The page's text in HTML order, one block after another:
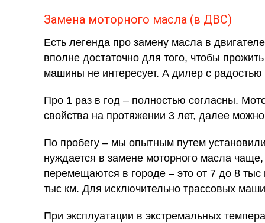
Замена моторного масла (в ДВС)
Есть легенда про замену масла в
вполне достаточно для того, чтобы
машины не интересует. А дилер с
Про 1 раз в год – полностью согласны.
свойства на протяжении 3 лет, далее
По пробегу – мы опытным путем
нуждается в замене моторного масла
перемещаются в городе – это от 7 до 8
тыс км. Для исключительно трассовых
При эксплуатации в экстремальных